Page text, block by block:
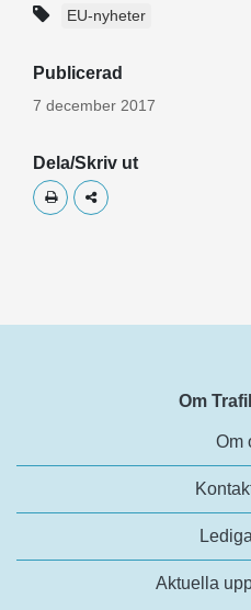
EU-nyheter
Publicerad
7 december 2017
Dela/Skriv ut
Skriv utDela
Om
Om
Aktuella